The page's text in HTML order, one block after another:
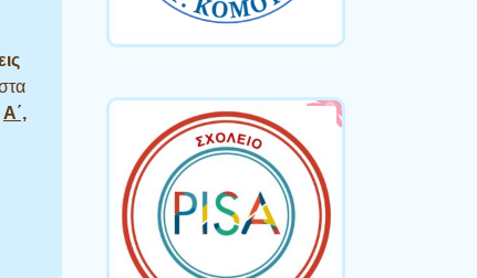
Α΄,